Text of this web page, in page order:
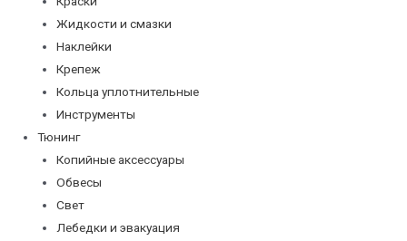
Жидкости и смазки
Наклейки
Крепеж
Кольца уплотнительные
Инструменты
Тюнинг
Копийные аксессуары
Обвесы
Свет
Лебедки и эвакуация